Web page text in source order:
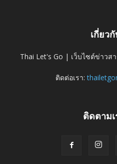
เกี่ยวกั
Thai Let's Go | เว็บไซต์ข่าวส
ติดต่อเรา:
ติดตาม